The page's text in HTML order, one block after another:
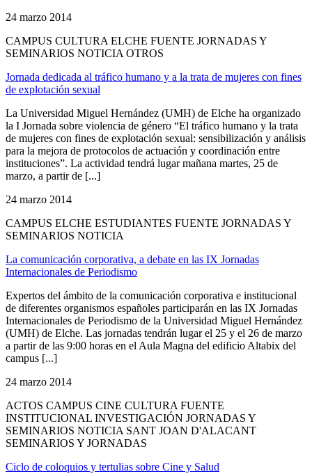
24 marzo 2014
CAMPUS CULTURA ELCHE FUENTE JORNADAS Y
SEMINARIOS NOTICIA OTROS
Jornada dedicada al tráfico humano y a la trata de mujeres con fines
de explotación sexual
La Universidad Miguel Hernández (UMH) de Elche ha organizado
la I Jornada sobre violencia de género “El tráfico humano y la trata
de mujeres con fines de explotación sexual: sensibilización y análisis
para la mejora de protocolos de actuación y coordinación entre
instituciones”. La actividad tendrá lugar mañana martes, 25 de
marzo, a partir de [...]
24 marzo 2014
CAMPUS ELCHE ESTUDIANTES FUENTE JORNADAS Y
SEMINARIOS NOTICIA
La comunicación corporativa, a debate en las IX Jornadas
Internacionales de Periodismo
Expertos del ámbito de la comunicación corporativa e institucional
de diferentes organismos españoles participarán en las IX Jornadas
Internacionales de Periodismo de la Universidad Miguel Hernández
(UMH) de Elche. Las jornadas tendrán lugar el 25 y el 26 de marzo
a partir de las 9:00 horas en el Aula Magna del edificio Altabix del
campus [...]
24 marzo 2014
ACTOS CAMPUS CINE CULTURA FUENTE
INSTITUCIONAL INVESTIGACIÓN JORNADAS Y
SEMINARIOS NOTICIA SANT JOAN D'ALACANT
SEMINARIOS Y JORNADAS
Ciclo de coloquios y tertulias sobre Cine y Salud